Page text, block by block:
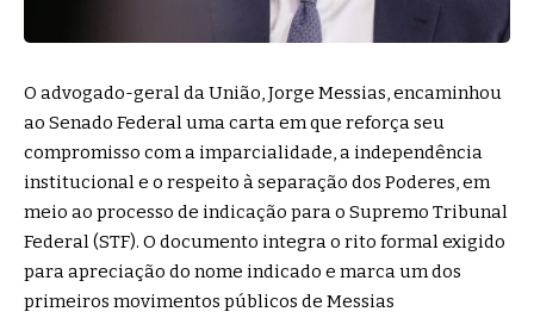
O advogado-geral da União, Jorge Messias, encaminhou
ao Senado Federal uma carta em que reforça seu
compromisso com a imparcialidade, a independência
institucional e o respeito à separação dos Poderes, em
meio ao processo de indicação para o Supremo Tribunal
Federal (STF). O documento integra o rito formal exigido
para apreciação do nome indicado e marca um dos
primeiros movimentos públicos de Messias